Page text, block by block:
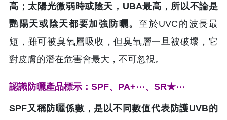
高；太陽光微弱時或陰天，UBA最高，所以不論是
艷陽天或陰天都要加強防曬。 至於UVC的波長最
短，雖可被臭氧層吸收，但臭氧層一旦被破壞，它
對皮膚的潛在危害會最大，不可忽視。
認識防曬產品標示：SPF、PA+⋯、SR★⋯
SPF又稱防曬係數，是以不同數值代表防護UVB的